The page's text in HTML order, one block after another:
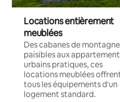
Locations entièrement
meublées
Des cabanes de montagne
paisibles aux
urbains pratiques, ces
locations meublées
tous les équipements d'un
logement standard.